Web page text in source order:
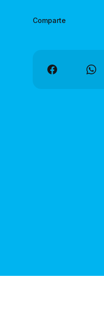
Comparte